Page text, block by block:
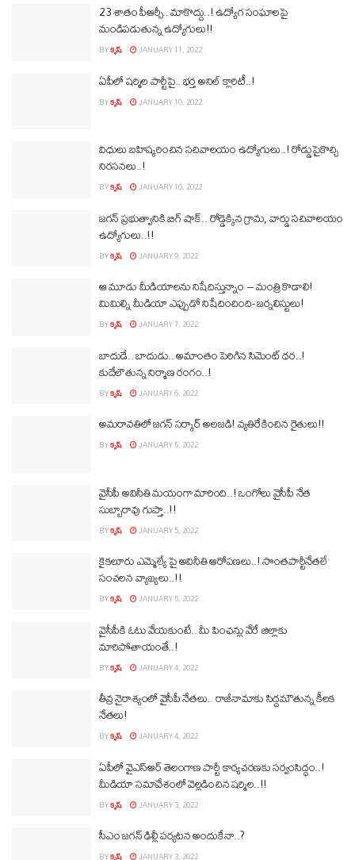
23 శాతం పీఆర్సీ.. మాకొద్దు..! ఉద్యోగ సంఘాలపై
మండిపడుతున్న ఉద్యోగులు!!
BYకృష్ JANUARY 11, 2022
ఏపీలో షర్మిల పార్టీపై.. భర్త అనిల్ క్లారిటీ..!
BYకృష్ JANUARY 10, 2022
విధులు బహిష్కరించిన సచివాలయం ఉద్యోగులు..! రోడ్డుపైకొచ్చి
నిరసనలు..!
BYకృష్ JANUARY 10, 2022
జగన్ ప్రభుత్వానికి బిగ్ షాక్.. రోడ్డెక్కిన గ్రామ, వార్డు సచివాలయం
ఉద్యోగులు..!!
BYకృష్ JANUARY 9, 2022
ఆ మూడు మీడియాలను నిషేదిస్తున్నాం – మంత్రి కొడాలి!
మిమిల్ని మీడియా ఎప్పుడో నిషేదించింది- జర్నలిస్టులు!
BYకృష్ JANUARY 7, 2022
బాదుడే.. బాదుడు.. అమాంతం పెరిగిన సిమెంట్ ధర..!
కుదేలౌతున్న నిర్మాణ రంగం..!
BYకృష్ JANUARY 6, 2022
అమరావతిలో జగన్ సర్కార్ అలజడి! వ్యతిరేకించిన రైతులు!!
BYకృష్ JANUARY 5, 2022
వైసీపీ అవినీతి మయంగా మారింది..! ఒంగోలు వైసీపీ నేత
సుబ్బారావు గుప్తా..!!
BYకృష్ JANUARY 5, 2022
కైకలూరు ఎమ్మెల్యే పై అవినీతి ఆరోపణలు..! సొంతపార్టీనేతలే
సంచలన వ్యాఖ్యలు..!!
BYకృష్ JANUARY 5, 2022
వైసీపీకి ఓటు వేయకుంటే.. మీ పింఛన్లు వేరే జిల్లాకు
మారిపోతాయంతే..!
BYకృష్ JANUARY 4, 2022
తీవ్ర నైరాశ్యంలో వైసీపీ నేతలు.. రాజీనామాకు సిద్దమౌతున్న కీలక
నేతలు!
BYకృష్ JANUARY 4, 2022
ఏపీలో వైఎస్ఆర్ తెలంగాణ పార్టీ కార్యచరణకు సర్వంసిద్ధం..!
మీడియా సమావేశంలో వెల్లడించిన షర్మిల..!!
BYకృష్ JANUARY 3, 2022
సీఎం జగన్ ఢిల్లీ పర్యటన అందుకేనా..?
BYకృష్ JANUARY 3, 2022